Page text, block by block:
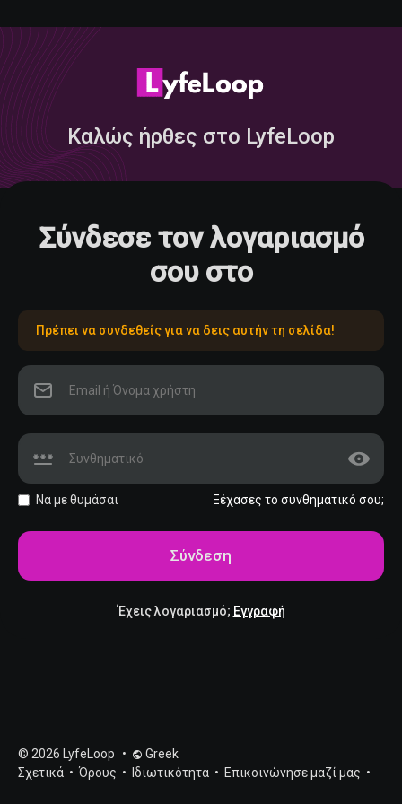
Καλώς ήρθες στο LyfeLoop
Σύνδεσε τον λογαριασμό
σου στο
Πρέπει να συνδεθείς για να δεις αυτήν τη σελίδα!
Να με θυμάσαι Ξέχασες το συνθηματικό σου;
Σύνδεση
Έχεις λογαριασμό; Εγγραφή
© 2026 LyfeLoop •
Greek
Σχετικά • Όρους • Ιδιωτικότητα • Επικοινώνησε μαζί μας •